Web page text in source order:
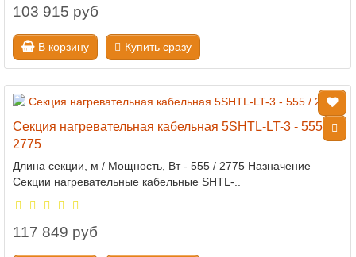
103 915 руб
В корзину Купить сразу
Секция нагревательная кабельная 5SHTL-LT-3 - 555 /
2775
Длина секции, м / Мощность, Вт - 555 / 2775 Назначение
Секции нагревательные кабельные SHTL-..
117 849 руб